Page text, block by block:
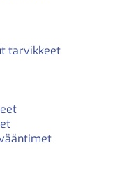
tarvikkeet